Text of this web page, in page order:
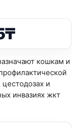
₸
кошкам и
и
инвазиях жкт